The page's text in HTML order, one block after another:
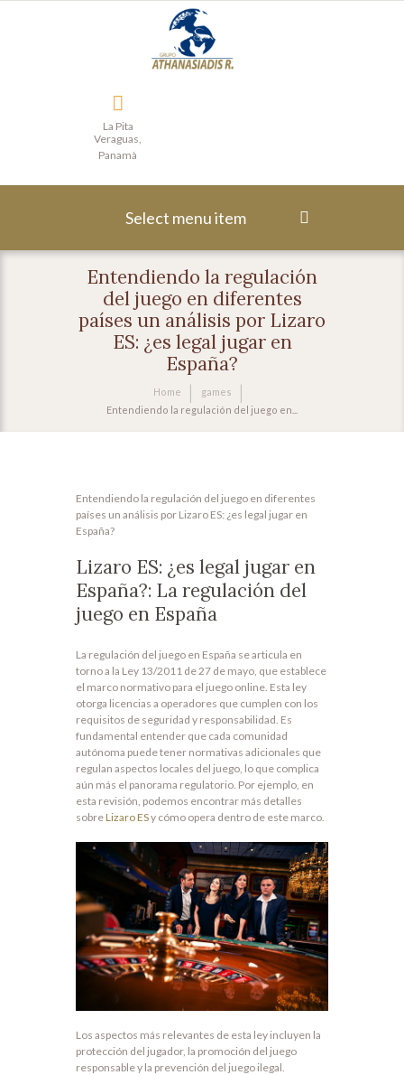
La Pita
Veraguas,
Panamà
Select menu item
Entendiendo la regulación
del juego en diferentes
países un análisis por Lizaro
ES: ¿es legal jugar en
España?
Home
games
Entendiendo la regulación del juego en...
Entendiendo la regulación del juego en diferentes
países un análisis por Lizaro ES: ¿es legal jugar en
España?
Lizaro ES: ¿es legal jugar en
España?: La regulación del
juego en España
La regulación del juego en España se articula en
torno a la Ley 13/2011 de 27 de mayo, que establece
el marco normativo para el juego online. Esta ley
otorga licencias a operadores que cumplen con los
requisitos de seguridad y responsabilidad. Es
fundamental entender que cada comunidad
autónoma puede tener normativas adicionales que
regulan aspectos locales del juego, lo que complica
aún más el panorama regulatorio. Por ejemplo, en
esta revisión, podemos encontrar más detalles
sobreLizaro ESy cómo opera dentro de este marco.
Los aspectos más relevantes de esta ley incluyen la
protección del jugador, la promoción del juego
responsable y la prevención del juego ilegal.